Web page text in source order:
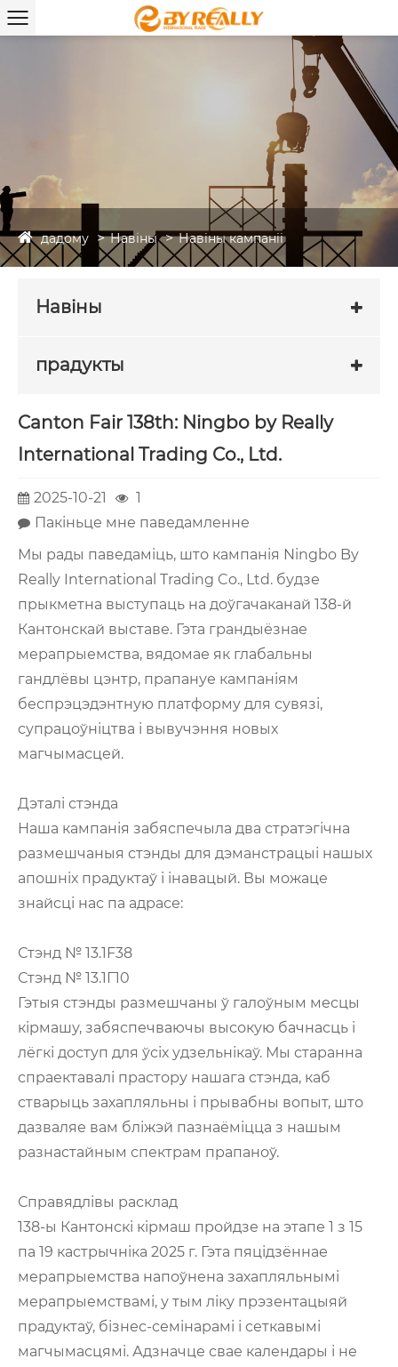
дадому Навіны Навіны кампаніі
Навіны
прадукты
Canton Fair 138th: Ningbo by Really
International Trading Co., Ltd.
2025-10-21
1
Пакіньце мне паведамленне
Мы рады паведаміць, што кампанія Ningbo By
Really International Trading Co., Ltd. будзе
прыкметна выступаць на доўгачаканай 138-й
Кантонскай выставе. Гэта грандыёзнае
мерапрыемства, вядомае як глабальны
гандлёвы цэнтр, прапануе кампаніям
беспрэцэдэнтную платформу для сувязі,
супрацоўніцтва і вывучэння новых
магчымасцей.
Дэталі стэнда
Наша кампанія забяспечыла два стратэгічна
размешчаныя стэнды для дэманстрацыі нашых
апошніх прадуктаў і інавацый. Вы можаце
знайсці нас па адрасе:
Стэнд № 13.1F38
Стэнд № 13.1Г10
Гэтыя стэнды размешчаны ў галоўным месцы
кірмашу, забяспечваючы высокую бачнасць і
лёгкі доступ для ўсіх удзельнікаў. Мы старанна
спраектавалі прастору нашага стэнда, каб
стварыць захапляльны і прывабны вопыт, што
дазваляе вам бліжэй пазнаёміцца ​​з нашым
разнастайным спектрам прапаноў.
Справядлівы расклад
138-ы Кантонскі кірмаш пройдзе на этапе 1 з 15
па 19 кастрычніка 2025 г. Гэта пяцідзённае
мерапрыемства напоўнена захапляльнымі
мерапрыемствамі, у тым ліку прэзентацыяй
прадуктаў, бізнес-семінарамі і сеткавымі
магчымасцямі. Адзначце свае календары і не